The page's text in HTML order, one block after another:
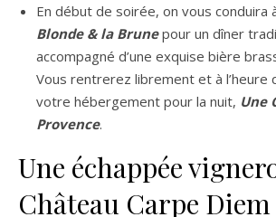
En début de soirée, on vous conduira
Blonde & la Brunepour un dîner
accompagné d’une exquise bière
Vous rentrerez librement et à l’heure
votre hébergement pour la nuit, Une
Provence.
Une échappée
Château Carpe Diem